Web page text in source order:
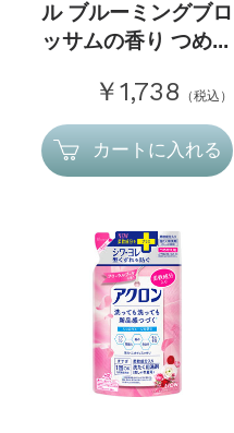
ル ブルーミングブロ
ッサムの香り つめ...
￥1,738 （税込）
カートに入れる